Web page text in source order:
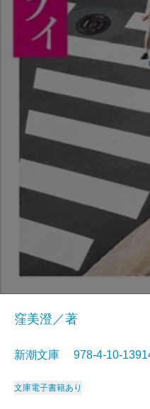
窪美澄／著
新潮文庫 978-4-10-
文庫電子書籍あり